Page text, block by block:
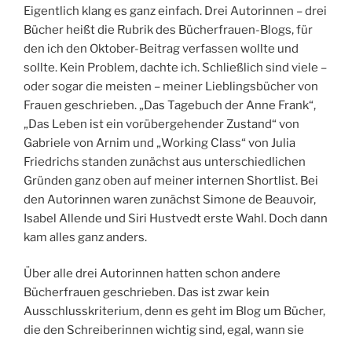
Eigentlich klang es ganz einfach. Drei Autorinnen – drei
Bücher heißt die Rubrik des Bücherfrauen-Blogs, für
den ich den Oktober-Beitrag verfassen wollte und
sollte. Kein Problem, dachte ich. Schließlich sind viele –
oder sogar die meisten – meiner Lieblingsbücher von
Frauen geschrieben. „Das Tagebuch der Anne Frank“,
„Das Leben ist ein vorübergehender Zustand“ von
Gabriele von Arnim und „Working Class“ von Julia
Friedrichs standen zunächst aus unterschiedlichen
Gründen ganz oben auf meiner internen Shortlist. Bei
den Autorinnen waren zunächst Simone de Beauvoir,
Isabel Allende und Siri Hustvedt erste Wahl. Doch dann
kam alles ganz anders.
Über alle drei Autorinnen hatten schon andere
Bücherfrauen geschrieben. Das ist zwar kein
Ausschlusskriterium, denn es geht im Blog um Bücher,
die den Schreiberinnen wichtig sind, egal, wann sie